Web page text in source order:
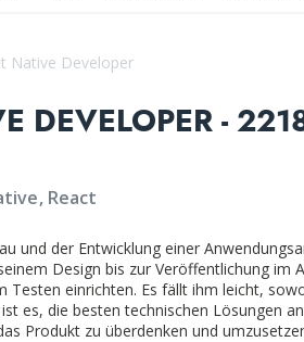
Native Developer
DEVELOPER -
React
und der Entwicklung einer
Design bis zur Veröffentlichung im
Testen einrichten. Es fällt ihm leicht,
es, die besten technischen Lösungen
Produkt zu überdenken und